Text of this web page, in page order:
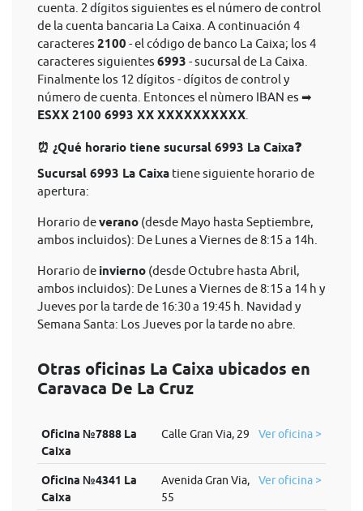
cuenta. 2 dígitos siguientes es el número de control
de la cuenta bancaria La Caixa. A continuación 4
caracteres 2100 - el código de banco La Caixa; los 4
caracteres siguientes 6993 - sucursal de La Caixa.
Finalmente los 12 dígitos - dígitos de control y
número de cuenta. Entonces el nùmero IBAN es ➡
ESXX 2100 6993 XX XXXXXXXXXX
⏰ ¿Qué horario tiene sucursal 6993 La Caixa❓
Sucursal 6993 La Caixa tiene siguiente horario de
apertura:
Horario deverano (desde Mayo hasta Septiembre,
ambos incluidos): De Lunes a Viernes de 8:15 a 14h.
Horario de invierno (desde Octubre hasta Abril,
ambos incluidos): De Lunes a Viernes de 8:15 a 14 h y
Jueves por la tarde de 16:30 a 19:45 h. Navidad y
Semana Santa: Los Jueves por la tarde no abre.
Otras oficinas La Caixa ubicados en
Caravaca De La Cruz
Oficina №7888 La
Caixa
Calle Gran Via, 29 Ver oficina >
Oficina №4341 La
Caixa
Avenida Gran Via,
55
Ver oficina >